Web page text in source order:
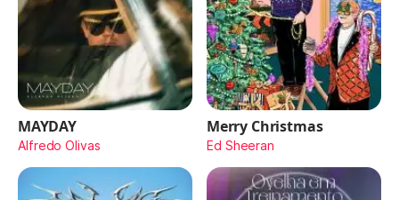
MAYDAY
Alfredo Olivas
Merry Christmas
Ed Sheeran